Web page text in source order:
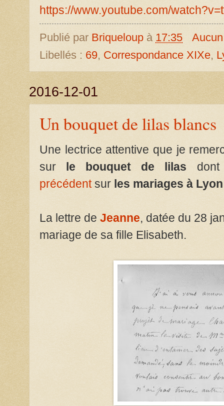
https://www.youtube.com/
Publié par Briqueloup à 17:35
Libellés : 69, Correspondance XIXe,
2016-12-01
Un bouquet de lilas blancs
Une lectrice attentive que je
sur
le bouquet de lilas
précédentsur les mariages à
La lettre de Jeanne, datée du 28
mariage de sa fille Elisabeth.